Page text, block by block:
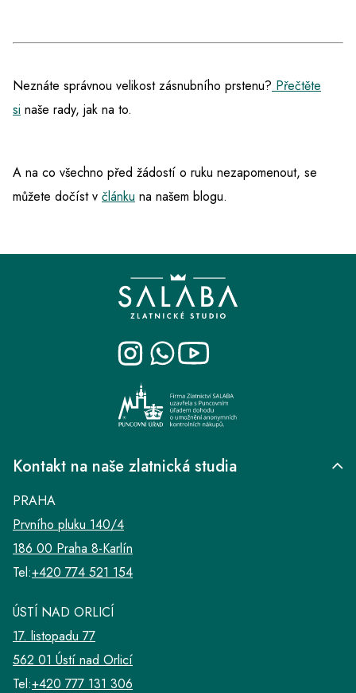
Neznáte správnou velikost zásnubního prstenu? Přečtěte
si naše rady, jak na to.
A na co všechno před žádostí o ruku nezapomenout, se
můžete dočíst v článku na našem blogu.
Kontakt na naše zlatnická studia
PRAHA
Prvního pluku 140/4
186 00 Praha 8-Karlín
Tel:+420 774 521 154
ÚSTÍ NAD ORLICÍ
17. listopadu 77
562 01 Ústí nad Orlicí
Tel:+420 777 131 306